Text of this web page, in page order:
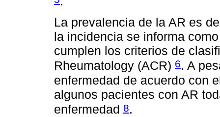
La prevalencia de la AR es
la incidencia se informa
cumplen los criterios de
Rheumatology (ACR) 6. A
enfermedad de acuerdo con
algunos pacientes con AR
enfermedad 8.